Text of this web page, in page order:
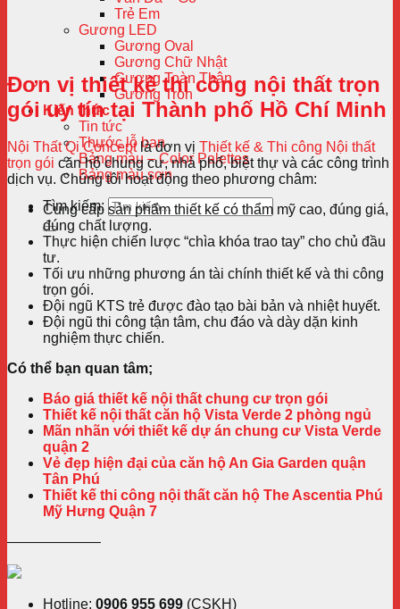
Trẻ Em
Gương LED
Gương Oval
Gương Chữ Nhật
Gương Toàn Thân
Gương Tròn
Kiến thức
Tin tức
Thước lỗ ban
Bảng màu – Color Palettes
Bảng màu sơn
Tìm kiếm:
Đơn vị thiết kế thi công nội thất trọn
gói uy tín tại Thành phố Hồ Chí Minh
Nội Thất Qi Conceptlà đơn vị Thiết kế & Thi công Nội thất
trọn gói căn hộ chung cư, nhà phố, biệt thự và các công trình
dịch vụ. Chúng tôi hoạt động theo phương châm:
Cung cấp sản phẩm thiết kế có thẩm mỹ cao, đúng giá,
đúng chất lượng.
Thực hiện chiến lược “chìa khóa trao tay” cho chủ đầu
tư.
Tối ưu những phương án tài chính thiết kế và thi công
trọn gói.
Đội ngũ KTS trẻ được đào tạo bài bản và nhiệt huyết.
Đội ngũ thi công tận tâm, chu đáo và dày dặn kinh
nghiệm thực chiến.
Có thể bạn quan tâm;
Báo giá thiết kế nội thất chung cư trọn gói
Thiết kế nội thất căn hộ Vista Verde 2 phòng ngủ
Mãn nhãn với thiết kế dự án chung cư Vista Verde
quận 2
Vẻ đẹp hiện đại của căn hộ An Gia Garden quận
Tân Phú
Thiết kế thi công nội thất căn hộ The Ascentia Phú
Mỹ Hưng Quận 7
——————–
Hotline: 0906 955 699 (CSKH)